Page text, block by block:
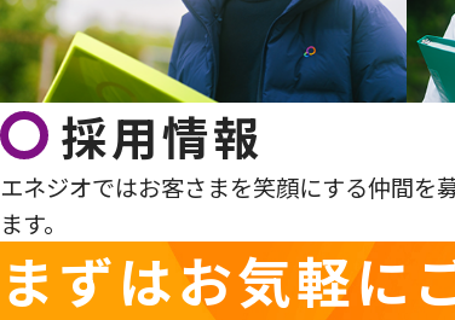
採用情報
エネジオではお客さまを笑顔にする仲間を
ます。
まずはお気軽に